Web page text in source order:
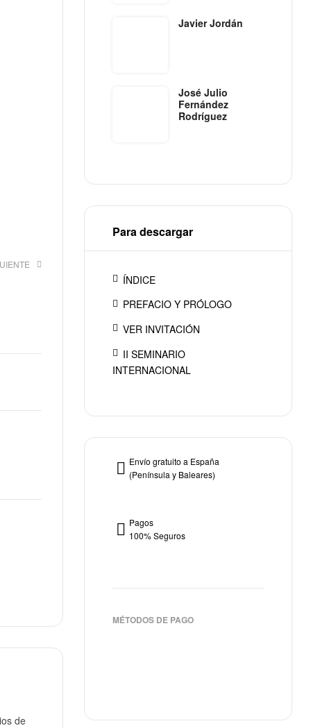
de
Javier Jordán
José Julio
Fernández
Rodríguez
Para descargar
ÍNDICE
PREFACIO Y PRÓLOGO
VER INVITACIÓN
II SEMINARIO
INTERNACIONAL
Envío gratuito a España
(Península y Baleares)
Pagos
100% Seguros
MÉTODOS DE PAGO